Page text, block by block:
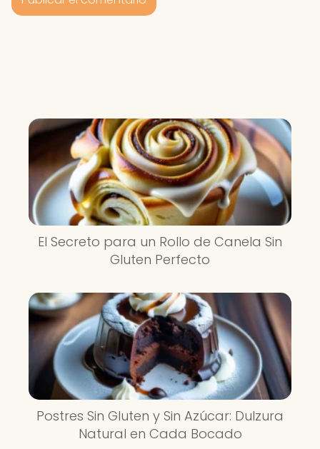
El Secreto para un Rollo de Canela Sin
Gluten Perfecto
Postres Sin Gluten y Sin Azúcar: Dulzura
Natural en Cada Bocado